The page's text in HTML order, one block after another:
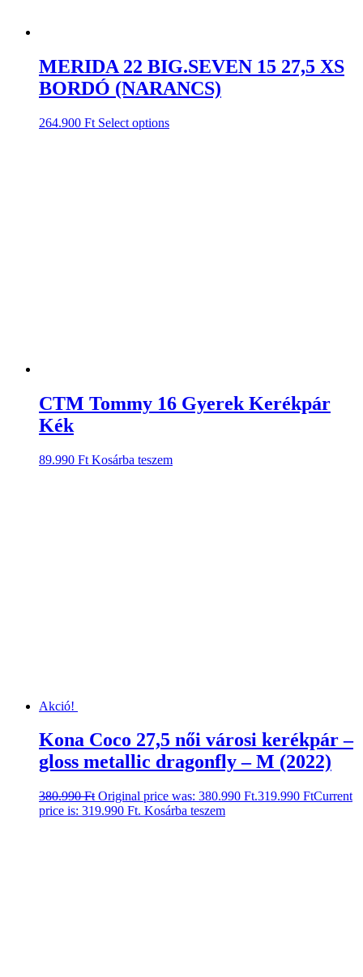
MERIDA 22 BIG.SEVEN 15 27,5 XS
BORDÓ (NARANCS)
264.900 Ft Select options
CTM Tommy 16 Gyerek Kerékpár
Kék
89.990 Ft Kosárba teszem
Akció!
Kona Coco 27,5 női városi kerékpár –
gloss metallic dragonfly – M (2022)
380.990Ft Original price was: 380.990 Ft.319.990 FtCurrent
price is: 319.990 Ft. Kosárba teszem